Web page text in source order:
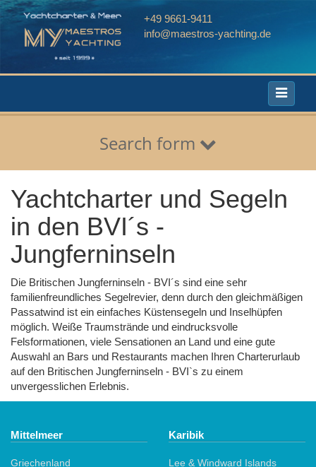
+49 9661-9411
info@maestros-yachting.de
Toggle
Search form
Yachtcharter und Segeln
in den BVI´s -
Jungferninseln
Die Britischen Jungferninseln - BVI´s sind eine sehr
familienfreundliches Segelrevier, denn durch den gleichmäßigen
Passatwind ist ein einfaches Küstensegeln und Inselhüpfen
möglich. Weiße Traumstrände und eindrucksvolle
Felsformationen, viele Sensationen an Land und eine gute
Auswahl an Bars und Restaurants machen Ihren Charterurlaub
auf den Britischen Jungferninseln - BVI`s zu einem
unvergesslichen Erlebnis.
Mittelmeer
Griechenland
Karibik
Lee & Windward Islands